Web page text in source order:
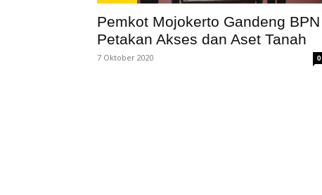
Pemkot Mojokerto Gandeng BPN
Petakan Akses dan Aset Tanah
7 Oktober 2020 0